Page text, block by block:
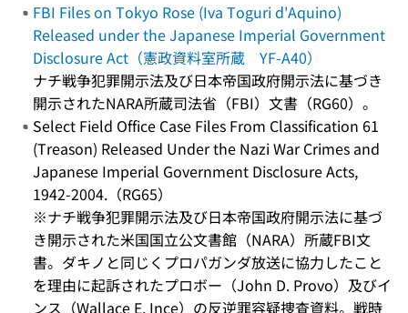
FBI Files on Tokyo Rose (Iva Toguri d'Aquino)
Released under the Japanese Imperial Government
Disclosure Act（憲政資料室所蔵 YF-A40）
ナチ戦争犯罪開示法及び日本帝国政府開示法に基づき
開示されたNARA所蔵司法省（FBI）文書（RG60）。
Select Field Office Case Files From Classification 61
(Treason) Released Under the Nazi War Crimes and
Japanese Imperial Government Disclosure Acts,
1942-2004.（RG65）
※ナチ戦争犯罪開示法及び日本帝国政府開示法に基づ
き開示された米国国立公文書館（NARA）所蔵FBI文
書。ダキノと同じくプロパガンダ放送に協力したこと
を理由に起訴されたプロボー（John D. Provo）及びイ
ンス（Wallace E. Ince）の反逆罪容疑捜査資料。戦時